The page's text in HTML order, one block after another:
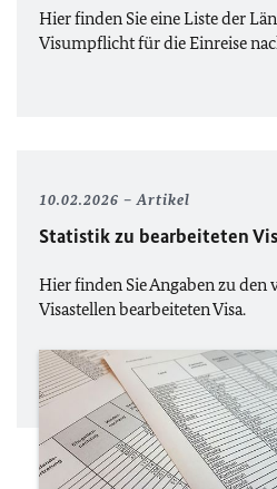
Hier finden Sie eine Liste der
Visumpflicht für die Einreise
10.02.2026 Artikel
Statistik zu bearbeiteten
Hier finden Sie Angaben zu den
Visastellen bearbeiteten Visa.